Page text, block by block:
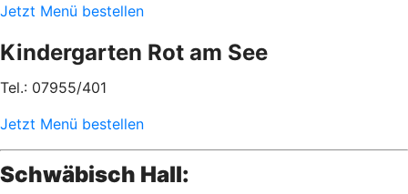
Jetzt Menü bestellen
Kindergarten Rot am See
Tel.: 07955/401
Jetzt Menü bestellen
Schwäbisch Hall: